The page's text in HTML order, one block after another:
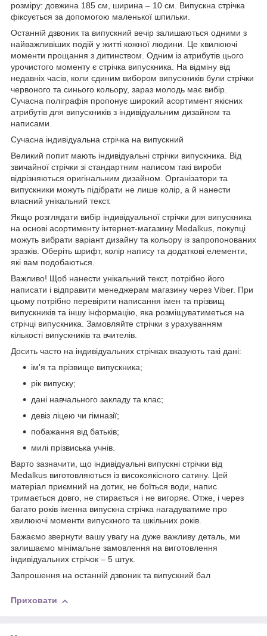
розміру: довжина 185 см, ширина – 10 см. Випускна стрічка
фіксується за допомогою маленької шпильки.
Останній дзвоник та випускний вечір залишаються одними з
найважливіших подій у житті кожної людини. Це хвилюючі
моменти прощання з дитинством. Одним із атрибутів цього
урочистого моменту є стрічка випускника. На відміну від
недавніх часів, коли єдиним вибором випускників були стрічки
червоного та синього кольору, зараз молодь має вибір.
Сучасна поліграфія пропонує широкий асортимент якісних
атрибутів для випускників з індивідуальним дизайном та
написами.
Сучасна індивідуальна стрічка на випускний
Великий попит мають індивідуальні стрічки випускника. Від
звичайної стрічки зі стандартним написом такі вироби
відрізняються оригінальним дизайном. Організатори та
випускники можуть підібрати не лише колір, а й нанести
власний унікальний текст.
Якщо розглядати вибір індивідуальної стрічки для випускника
на основі асортименту інтернет-магазину Medalkus, покупці
можуть вибрати варіант дизайну та кольору із запропонованих
зразків. Оберіть шрифт, колір напису та додаткові елементи,
які вам подобаються.
Важливо! Щоб нанести унікальний текст, потрібно його
написати і відправити менеджерам магазину через Viber. При
цьому потрібно перевірити написання імен та прізвищ
випускників та іншу інформацію, яка розміщуватиметься на
стрічці випускника. Замовляйте стрічки з урахуванням
кількості випускників та вчителів.
Досить часто на індивідуальних стрічках вказують такі дані:
ім'я та прізвище випускника;
рік випуску;
дані навчального закладу та клас;
девіз ліцею чи гімназії;
побажання від батьків;
милі прізвиська учнів.
Варто зазначити, що індивідуальні випускні стрічки від
Medalkus виготовляються із високоякісного сатину. Цей
матеріал приємний на дотик, не боїться води, напис
тримається довго, не стирається і не вигоряє. Отже, і через
багато років іменна випускна стрічка нагадуватиме про
хвилюючі моменти випускного та шкільних років.
Бажаємо звернути вашу увагу на дуже важливу деталь, ми
залишаємо мінімальне замовлення на виготовлення
індивідуальних стрічок – 5 штук.
Запрошення на останній дзвоник та випускний бал
Приховати